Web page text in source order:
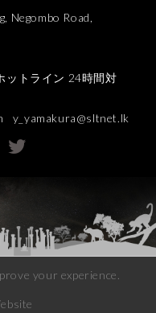
Negombo Road,
トライン 24時間対
y_yamakura@sltnet.lk
your experience.